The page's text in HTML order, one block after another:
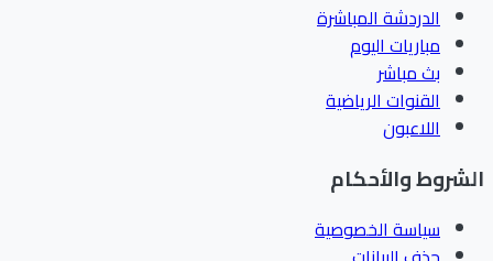
الدردشة المباشرة
مباريات اليوم
بث مباشر
القنوات الرياضية
اللاعبون
والأحكام
سياسة الخصوصية